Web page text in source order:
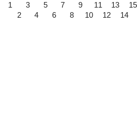
1
2
3
4
5
6
7
8
9
10
11
12
13
14
15